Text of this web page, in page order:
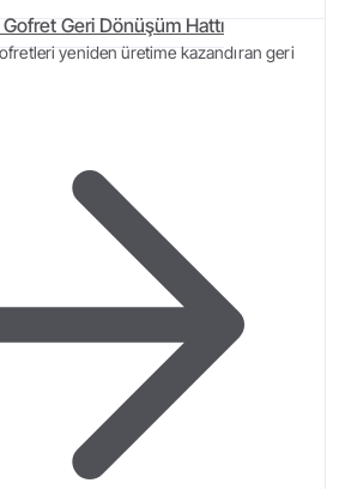
Geri Dönüşüm Hattı
yeniden üretime kazandıran geri